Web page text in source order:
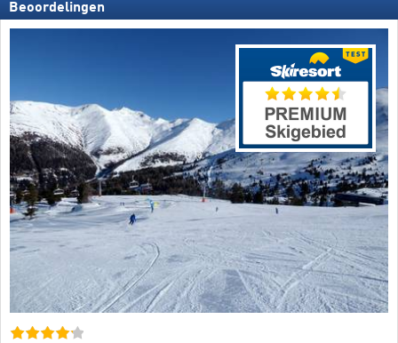
Beoordelingen